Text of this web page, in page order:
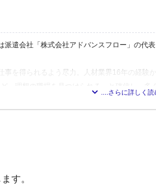
遣会社「株式会社アドバンスフロー」の代表
を得られるよう尽力。人材業界16年の経験か
す。